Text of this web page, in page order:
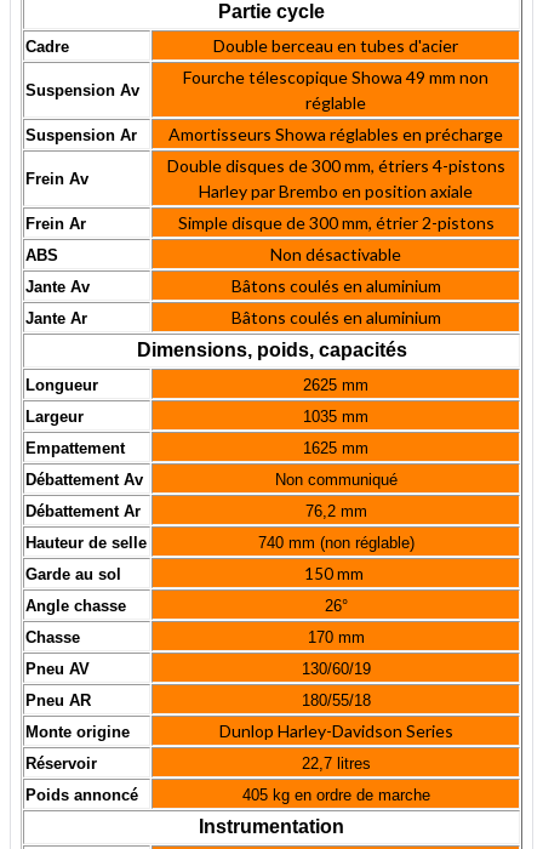
Partie cycle
Cadre Double berceau en tubes d'acier
Suspension Av
Fourche télescopique Showa 49 mm non
réglable
Suspension Ar Amortisseurs Showa réglables en précharge
Frein Av
Double disques de 300 mm, étriers 4-pistons
Harley par Brembo en position axiale
Frein Ar Simple disque de 300 mm, étrier 2-pistons
ABS Non désactivable
Jante Av Bâtons coulés en aluminium
Jante Ar
Bâtons coulés en aluminium
Dimensions, poids, capacités
Longueur
2625 mm
Largeur
1035 mm
Empattement
1625 mm
Débattement Av
Non communiqué
Débattement Ar
76,2 mm
Hauteur de selle
740 mm (non réglable)
Garde au sol
150 mm
Angle chasse
26°
Chasse
170 mm
Pneu AV
130/60/19
Pneu AR
180/55/18
Monte origine
Dunlop Harley-Davidson Series
Réservoir
22,7 litres
Poids annoncé
405 kg en ordre de marche
Instrumentation